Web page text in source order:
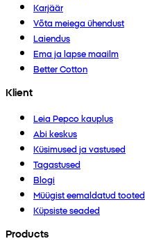
Karjäär
Võta meiega ühendust
Laiendus
Ema ja lapse maailm
Better Cotton
Klient
Leia Pepco kauplus
Abi keskus
Küsimused ja vastused
Tagastused
Blogi
Müügist eemaldatud tooted
Küpsiste seaded
Products